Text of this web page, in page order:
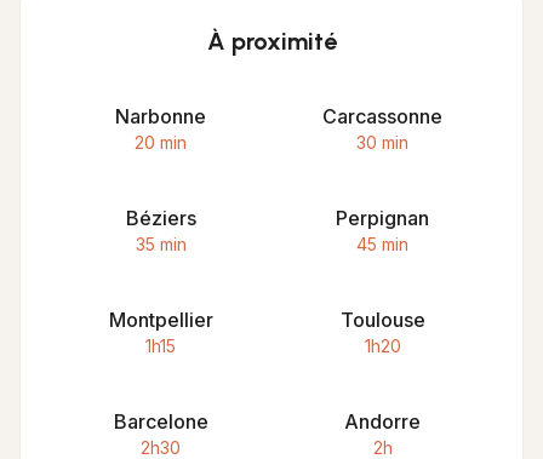
À proximité
Narbonne
20 min
Carcassonne
30 min
Béziers
35 min
Perpignan
45 min
Montpellier
1h15
Toulouse
1h20
Barcelone
2h30
Andorre
2h